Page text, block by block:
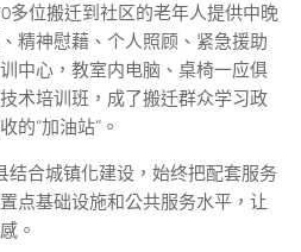
多位搬迁到社区的老年人提供中晚
精神慰藉、个人照顾、紧急援助
中心，教室内电脑、桌椅一应俱
术培训班，成了搬迁群众学习政
的“加油站”。
结合城镇化建设，始终把配套服务
点基础设施和公共服务水平，让
。